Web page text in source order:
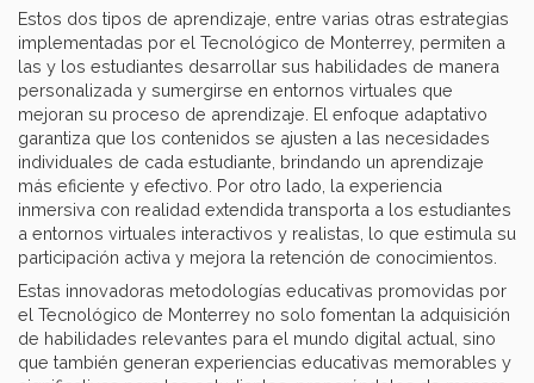
Estos dos tipos de aprendizaje, entre varias otras estrategias
implementadas por el Tecnológico de Monterrey, permiten a
las y los estudiantes desarrollar sus habilidades de manera
personalizada y sumergirse en entornos virtuales que
mejoran su proceso de aprendizaje. El enfoque adaptativo
garantiza que los contenidos se ajusten a las necesidades
individuales de cada estudiante, brindando un aprendizaje
más eficiente y efectivo. Por otro lado, la experiencia
inmersiva con realidad extendida transporta a los estudiantes
a entornos virtuales interactivos y realistas, lo que estimula su
participación activa y mejora la retención de conocimientos.
Estas innovadoras metodologías educativas promovidas por
el Tecnológico de Monterrey no solo fomentan la adquisición
de habilidades relevantes para el mundo digital actual, sino
que también generan experiencias educativas memorables y